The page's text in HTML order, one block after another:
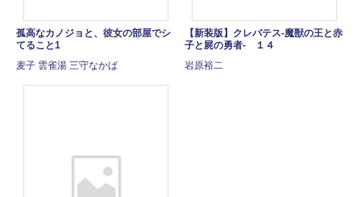
孤高なカノジョと、彼女の部屋でシ
てること1
麦子 雲雀湯 三守なかば
【新装版】クレバテス-魔獣の王と赤
子と屍の勇者- １４
岩原裕二